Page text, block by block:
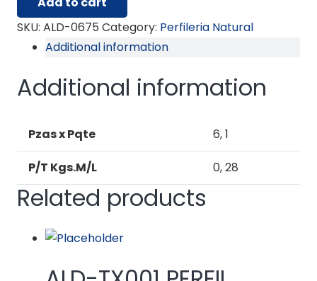
V/C
ECOB.ECON.
SKU: ALD-0675 Category: Perfileria Natural
Additional information
Additional information
Pzas x Pqte 6, 1
P/T Kgs.M/L 0, 28
Related products